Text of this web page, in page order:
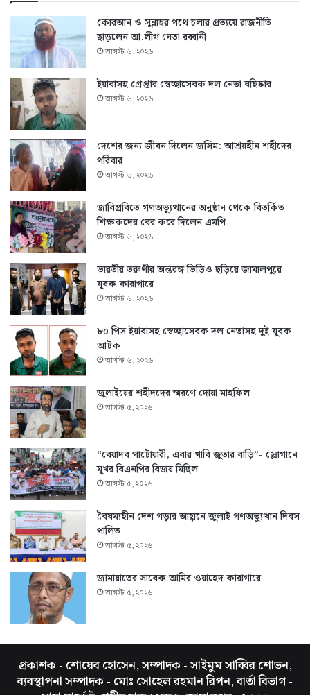
কোরআন ও সুন্নাহর পথে চলার প্রত্যয়ে রাজনীতি
ছাড়লেন আ.লীগ নেতা রব্বানী
আগস্ট ৬, ২০২৬
ইয়াবাসহ গ্রেপ্তার স্বেচ্ছাসেবক দল নেতা বহিষ্কার
আগস্ট ৬, ২০২৬
দেশের জন্য জীবন দিলেন জসিম: আশ্রয়হীন শহীদের
পরিবার
আগস্ট ৬, ২০২৬
জাবিপ্রবিতে গণঅভ্যুত্থানের অনুষ্ঠান থেকে বিতর্কিত
শিক্ষকদের বের করে দিলেন এমপি
আগস্ট ৬, ২০২৬
ভারতীয় তরুণীর অন্তরঙ্গ ভিডিও ছড়িয়ে জামালপুরে
যুবক কারাগারে
আগস্ট ৬, ২০২৬
৮০ পিস ইয়াবাসহ স্বেচ্ছাসেবক দল নেতাসহ দুই যুবক
আটক
আগস্ট ৬, ২০২৬
জুলাইয়ের শহীদদের স্মরণে দোয়া মাহফিল
আগস্ট ৫, ২০২৬
“বেয়াদব পাটোয়ারী, এবার খাবি জুতার বাড়ি”- স্লোগানে
মুখর বিএনপির বিজয় মিছিল
আগস্ট ৫, ২০২৬
বৈষম্যহীন দেশ গড়ার আহ্বানে জুলাই গণঅভ্যুত্থান দিবস
পালিত
আগস্ট ৫, ২০২৬
জামায়াতের সাবেক আমির ওয়াহেদ কারাগারে
আগস্ট ৫, ২০২৬
প্রকাশক - শোয়েব হোসেন, সম্পাদক - সাইমুম সাব্বির শোভন,
ব্যবস্থাপনা সম্পাদক - মোঃ সোহেল রহমান রিপন, বার্তা বিভাগ -